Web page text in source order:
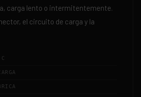
carga lento o intermitentemente.
el circuito de carga y la